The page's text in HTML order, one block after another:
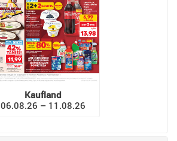
Kaufland
06.08.26 – 11.08.26